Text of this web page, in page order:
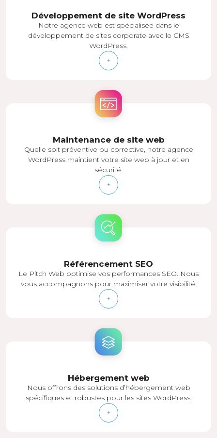
Développement de site WordPress
Notre agence web est spécialisée dans le
développement de sites corporate avec le CMS
WordPress.
+
Maintenance de site web
Quelle soit préventive ou corrective, notre agence
WordPress maintient votre site web à jour et en
sécurité.
+
Référencement SEO
Le Pitch Web optimise vos performances SEO. Nous
vous accompagnons pour maximiser votre visibilité.
+
Hébergement web
Nous offrons des solutions d’hébergement web
spécifiques et robustes pour les sites WordPress.
+